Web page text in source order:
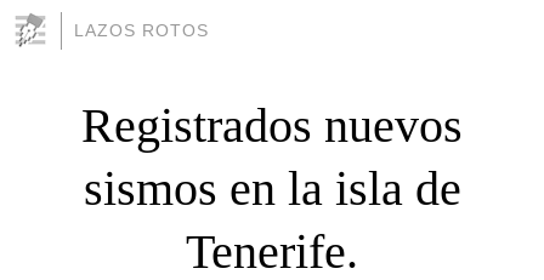
LAZOS ROTOS
Registrados nuevos
sismos en la isla de
Tenerife.